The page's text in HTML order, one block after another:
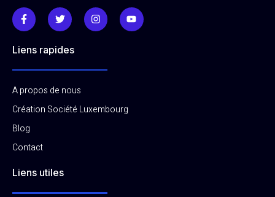
Liens rapides
A propos de nous
Création Société Luxembourg
Blog
Contact
Liens utiles